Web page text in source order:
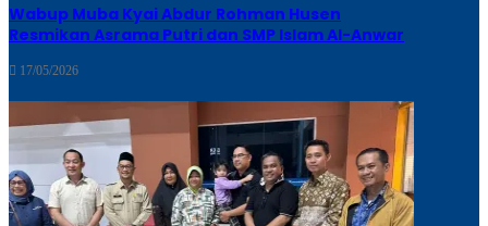
Wabup Muba Kyai Abdur Rohman Husen
Resmikan Asrama Putri dan SMP Islam Al-Anwar
17/05/2026